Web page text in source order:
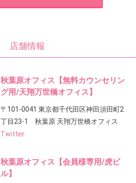
店舗情報
秋葉原オフィス【無料カウンセリン
グ用/天翔万世橋オフィス】
〒101-0041 東京都千代田区神田須田町2
丁目23-1 秋葉原 天翔万世橋オフィス
Twitter
秋葉原オフィス【会員様専用/虎ビ
ル】